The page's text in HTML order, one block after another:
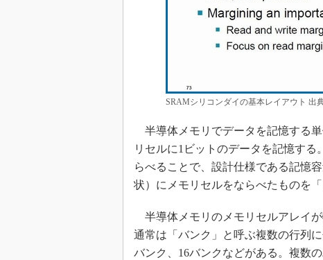
SRAMシリコンダイの基本レイアウト 出
半導体メモリでデータを記憶する
リセルに1ビットのデータを記憶す
らべることで、設計仕様である記憶
状）にメモリセルをならべたものを
半導体メモリのメモリセルアレイが
通常は「バンク」と呼ぶ複数の行列
バンク、16バンクなどがある。複数